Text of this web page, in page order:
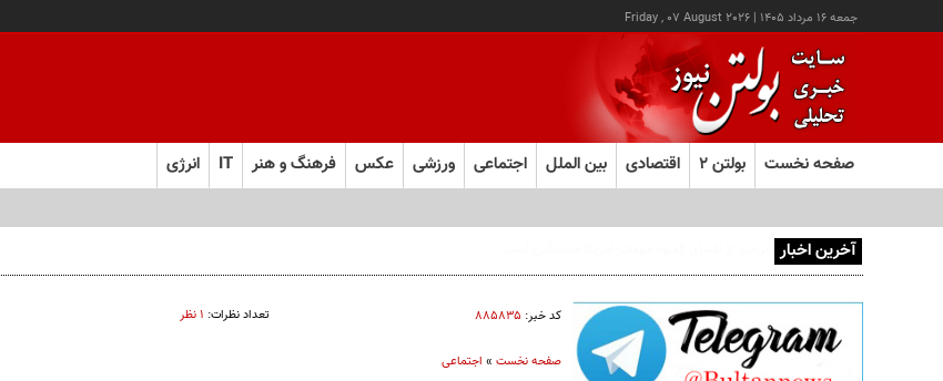
جمعه ۱۶ مرداد ۱۴۰۵ |
Friday , 07 August 2026
صفحه نخست بولتن ۲ اقتصادی بین الملل اجتماعی ورزشی عکس فرهنگ و هنر IT انرژی
آخرین اخبار
کد خبر: ۸۸۵۸۳۵ تعداد نظرات: ۱ نظر
صفحه نخست» اجتماعی